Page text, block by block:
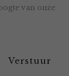
van onze